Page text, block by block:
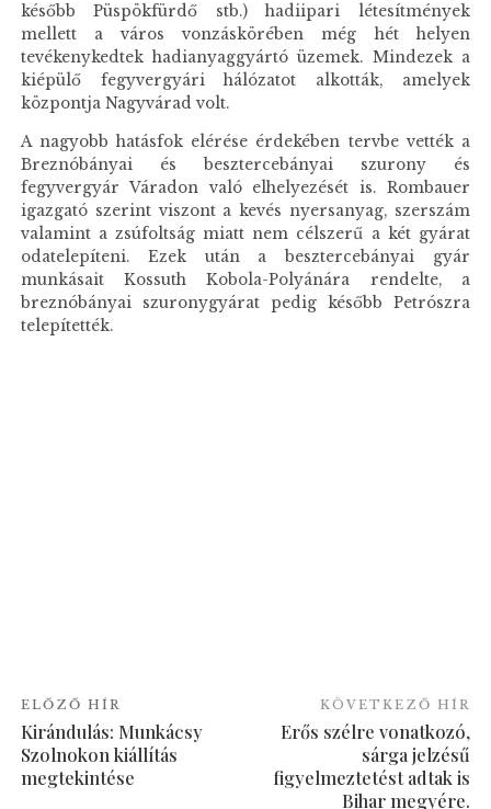
később Püspökfürdő stb.) hadiipari létesítmények
mellett a város vonzáskörében még hét helyen
tevékenykedtek hadianyaggyártó üzemek. Mindezek a
kiépülő fegyvergyári hálózatot alkották, amelyek
központja Nagyvárad volt.
A nagyobb hatásfok elérése érdekében tervbe vették a
Breznóbányai és besztercebányai szurony és
fegyvergyár Váradon való elhelyezését is. Rombauer
igazgató szerint viszont a kevés nyersanyag, szerszám
valamint a zsúfoltság miatt nem célszerű a két gyárat
odatelepíteni. Ezek után a besztercebányai gyár
munkásait Kossuth Kobola-Polyánára rendelte, a
breznóbányai szuronygyárat pedig később Petrószra
telepítették.
ELŐZŐ HÍR
Kirándulás: Munkácsy
Szolnokon kiállítás
megtekintése
KÖVETKEZŐ HÍR
Erős szélre vonatkozó,
sárga jelzésű
figyelmeztetést adtak is
Bihar megyére.